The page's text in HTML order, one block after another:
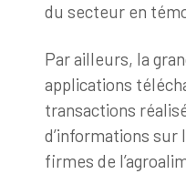
du secteur en
Par ailleurs, la
applications
transactions
d’informations
firmes de